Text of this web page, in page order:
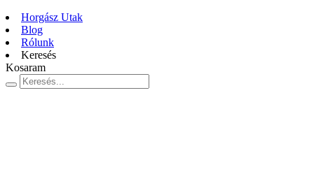
Horgász Utak
Blog
Rólunk
Keresés
Kosaram